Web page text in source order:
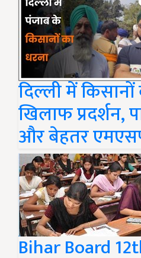
दिल्ली में
खिलाफ प्रदर्शन,
और बेहतर
Bihar Board